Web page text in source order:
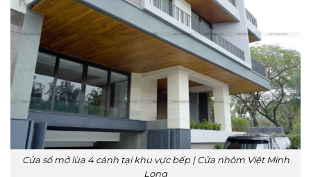
Cửa sổ mở lùa 4 cánh tại khu vực bếp | Cửa nhôm Việt Minh
Long